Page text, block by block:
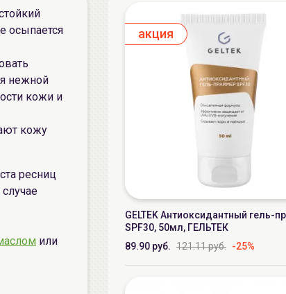
осыпается
нежной
кожи и
кожу
ресниц
или
aкция
GELTEK Антиоксидантный гель-
SPF30, 50мл, ГЕЛЬТЕК
89.90 руб. 121.11 руб. -25%